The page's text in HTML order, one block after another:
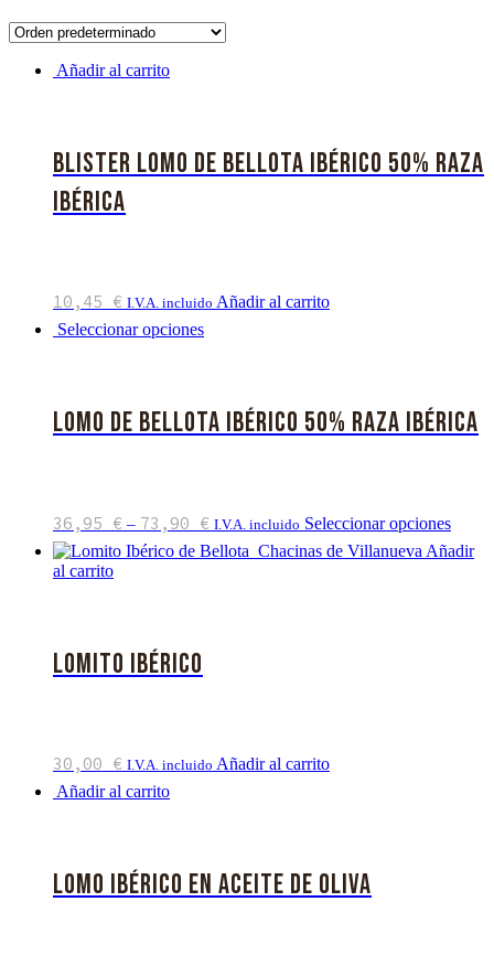
Añadir al carrito
Blister Lomo de Bellota Ibérico 50% Raza
Ibérica
10,45 € I.V.A. incluido Añadir al carrito
Seleccionar opciones
Lomo de Bellota Ibérico 50% Raza Ibérica
36,95 € – 73,90 € I.V.A. incluido Seleccionar opciones
Añadir
al carrito
Lomito Ibérico
30,00 € I.V.A. incluido Añadir al carrito
Añadir al carrito
Lomo Ibérico en Aceite de Oliva